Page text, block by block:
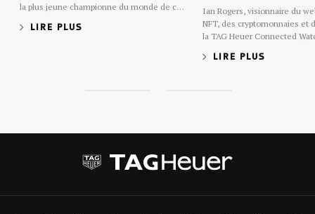
la plus jeune championne du monde de ce
LIRE PLUS
Ian Rogers, visionnaire du
NFT, des cryptomonnaies et
la TAG Heuer Connected
LIRE PLUS
d
1
d
2